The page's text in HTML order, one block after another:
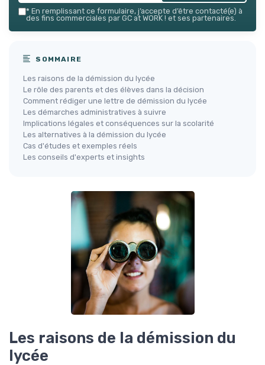
* En remplissant ce formulaire, j’accepte d’être contacté(e) à
des fins commerciales par GC at WORK ! et ses partenaires.
SOMMAIRE
Les raisons de la démission du lycée
Le rôle des parents et des élèves dans la décision
Comment rédiger une lettre de démission du lycée
Les démarches administratives à suivre
Implications légales et conséquences sur la scolarité
Les alternatives à la démission du lycée
Cas d'études et exemples réels
Les conseils d'experts et insights
Les raisons de la démission du
lycée